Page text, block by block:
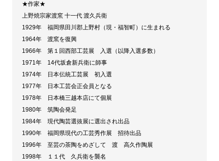
美
個
★作家★
上野焼宗家渡窯 十一代 渡久兵衛
1929年 福岡県田川郡上野村（現・福智町）に生まれる
1964年 渡窯を復興
1966年 第１回西部工芸展 入選（以降入選多数）
1971年 14代坂倉新兵衛に師事
1974年 日本伝統工芸展 初入選
1977年 日本工芸会正会員となる
1978年 日本橋三越本店にて個展
1980年 筑陶会発足
1984年 現代陶芸選抜展に選出され出品
1990年 福岡県現代の工芸秀作展 招待出品
1996年 至芸の茶陶をめざして 渡 高久作陶展
1998年 １１代 久兵衛を襲名